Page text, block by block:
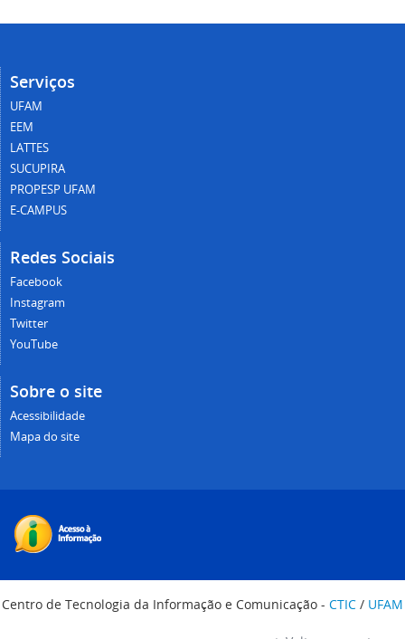
Serviços
UFAM
EEM
LATTES
SUCUPIRA
PROPESP UFAM
E-CAMPUS
Redes Sociais
Facebook
Instagram
Twitter
YouTube
Sobre o site
Acessibilidade
Mapa do site
Centro de Tecnologia da Informação e Comunicação - CTIC / UFAM